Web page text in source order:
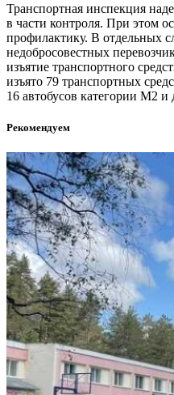
Транспортная инспекция
в части контроля. При этом
профилактику. В отдельных
недобросовестных
изъятие транспортного
изъято 79 транспортных
16 автобусов категории М2 и
Рекомендуем